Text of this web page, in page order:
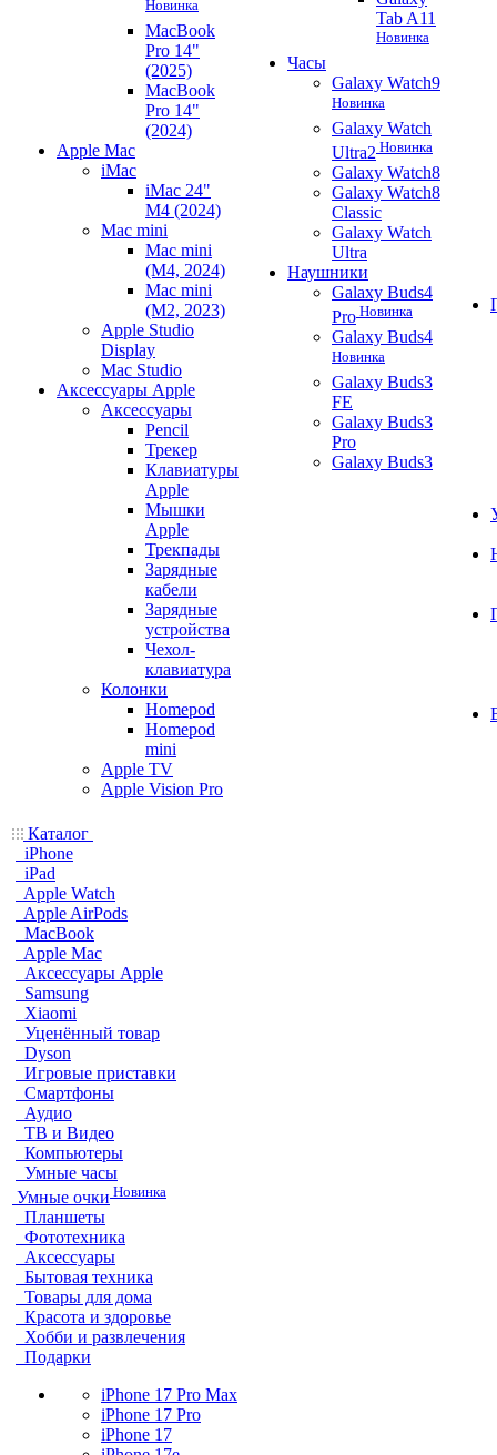
Новинка
MacBook
Pro 14"
(2025)
MacBook
Pro 14"
(2024)
Apple Mac
iMac
iMac 24"
M4 (2024)
Mac mini
Mac mini
(M4, 2024)
Mac mini
(M2, 2023)
Apple Studio
Display
Mac Studio
Аксессуары Apple
Аксессуары
Pencil
Трекер
Клавиатуры
Apple
Мышки
Apple
Трекпады
Зарядные
кабели
Зарядные
устройства
Чехол-
клавиатура
Колонки
Homepod
Homepod
mini
Apple TV
Apple Vision Pro
Tab A11
Новинка
Часы
Galaxy Watch9
Новинка
Galaxy Watch
Ultra2 Новинка
Galaxy Watch8
Galaxy Watch8
Classic
Galaxy Watch
Ultra
Наушники
Galaxy Buds4
Pro Новинка
Galaxy Buds4
Новинка
Galaxy Buds3
FE
Galaxy Buds3
Pro
Galaxy Buds3
Каталог
iPhone
iPad
Apple Watch
Apple AirPods
MacBook
Apple Mac
Аксессуары Apple
Samsung
Xiaomi
Уценённый товар
Dyson
Игровые приставки
Смартфоны
Аудио
ТВ и Видео
Компьютеры
Умные часы
Умные очки Новинка
Планшеты
Фототехника
Аксессуары
Бытовая техника
Товары для дома
Красота и здоровье
Хобби и развлечения
Подарки
iPhone 17 Pro Max
iPhone 17 Pro
iPhone 17